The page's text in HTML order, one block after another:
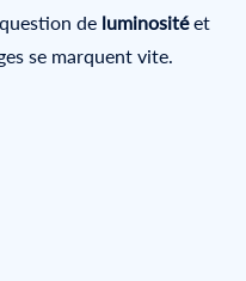
de luminositéet
se marquent vite.